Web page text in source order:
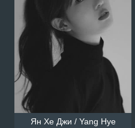
Ян Хе Джи / Yang Hye